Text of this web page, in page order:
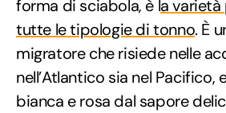
forma di sciabola, è la
tutte le tipologie di tonno. È
migratore che risiede nelle
nell’Atlantico sia nel Pacifico,
bianca e rosa dal sapore